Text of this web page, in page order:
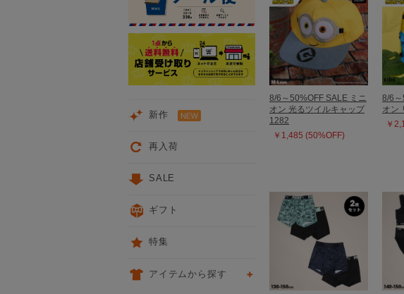
8/6～50%OFF SALE ミニ
オン 光るツイルキャップ
1282
￥1,485 (50%OFF)
8/6～
オン
￥
新作
再入荷
SALE
ギフト
特集
アイテムから探す